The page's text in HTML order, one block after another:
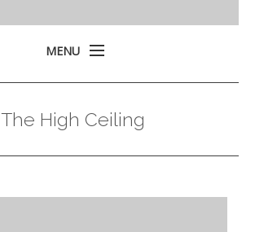
MENU
The High Ceiling